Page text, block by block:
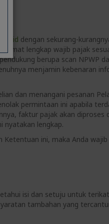
dengan sekurang-
lengkap wajib pajak
berupa scan NPWP
menjamin kebenaran
dan menangani pesanan
permintaan ini apabila
faktur pajak akan diproses
nyatakan lengkap.
ini, maka Anda
isi dan setuju untuk
tambahan yang